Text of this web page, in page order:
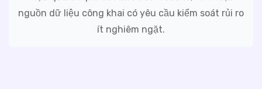
nguồn dữ liệu công khai có yêu cầu kiểm soát rủi ro
ít nghiêm ngặt.